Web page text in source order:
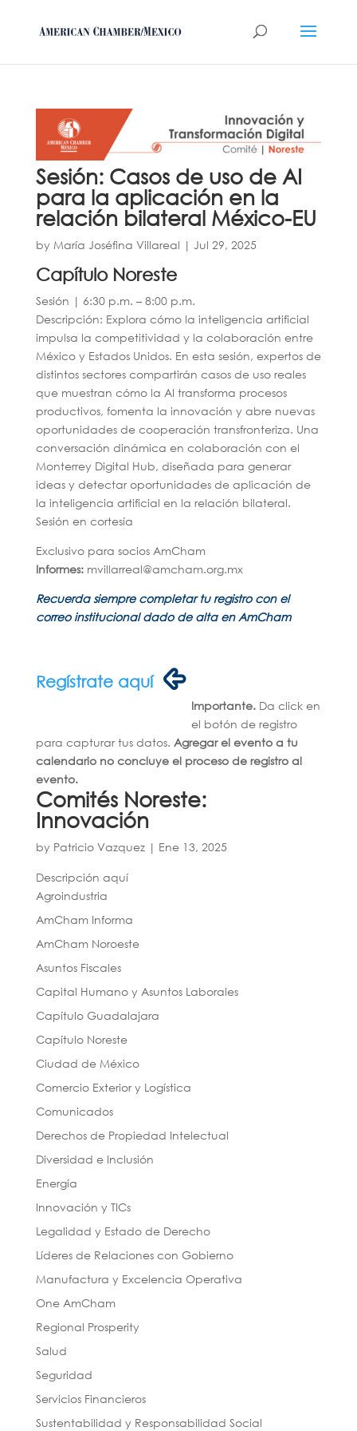
Sesión: Casos de uso de AI
para la aplicación en la
relación bilateral México-EU
by María Joséfina Villareal | Jul 29, 2025
Capítulo Noreste
Sesión | 6:30 p.m. – 8:00 p.m.
Descripción: Explora cómo la inteligencia artificial
impulsa la competitividad y la colaboración entre
México y Estados Unidos. En esta sesión, expertos de
distintos sectores compartirán casos de uso reales
que muestran cómo la AI transforma procesos
productivos, fomenta la innovación y abre nuevas
oportunidades de cooperación transfronteriza. Una
conversación dinámica en colaboración con el
Monterrey Digital Hub, diseñada para generar
ideas y detectar oportunidades de aplicación de
la inteligencia artificial en la relación bilateral.
Sesión en cortesía
Exclusivo para socios AmCham
Informes: mvillarreal@amcham.org.mx
Recuerda siempre completar tu registro con el
correo institucional dado de alta en AmCham
Regístrate aquí
Importante.Da click en
el botón de registro
para capturar tus datos. Agregar el evento a tu
calendario no concluye el proceso de registro al
evento.
Comités Noreste:
Innovación
by Patricio Vazquez| Ene 13, 2025
Descripción aquí
Agroindustria
AmCham Informa
AmCham Noroeste
Asuntos Fiscales
Capital Humano y Asuntos Laborales
Capítulo Guadalajara
Capítulo Noreste
Ciudad de México
Comercio Exterior y Logística
Comunicados
Derechos de Propiedad Intelectual
Diversidad e Inclusión
Energía
Innovación y TICs
Legalidad y Estado de Derecho
Líderes de Relaciones con Gobierno
Manufactura y Excelencia Operativa
One AmCham
Regional Prosperity
Salud
Seguridad
Servicios Financieros
Sustentabilidad y Responsabilidad Social